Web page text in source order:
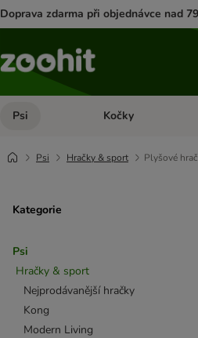
Doprava zdarma při objednávce nad
Psi Otevřít menu: Psi
Kočky
Psi Hračky & sport Plyšové
Kategorie
Psi
Hračky & sport
Nejprodávanější hračky
Kong
Modern Living